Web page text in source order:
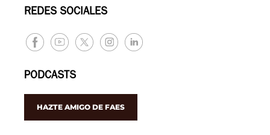
REDES SOCIALES
PODCASTS
HAZTE AMIGO DE FAES